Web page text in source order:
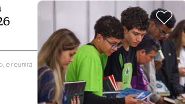
e reunirá